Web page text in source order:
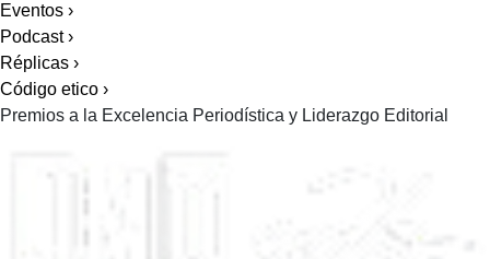
Eventos ›
Podcast ›
Réplicas ›
Código etico ›
Premios a la Excelencia Periodística y Liderazgo Editorial